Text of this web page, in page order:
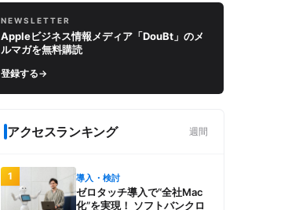
NEWSLETTER
Appleビジネス情報メディア「DouBt」のメ
ルマガを無料購読
登録する→
アクセスランキング 週間
1 導入・検討
ゼロタッチ導入で“全社Mac
化”を実現！ ソフトバンクロ